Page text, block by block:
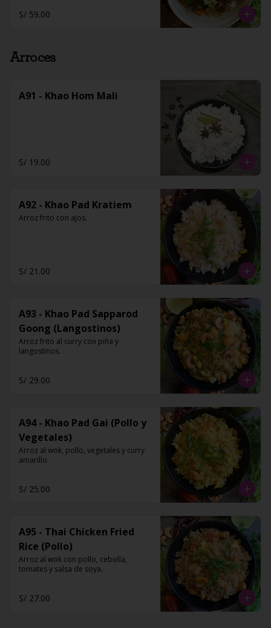
S/ 59.00
Arroces
A91 - Khao Hom Mali
S/ 19.00
A92 - Khao Pad Kratiem
Arroz frito con ajos.
S/ 21.00
A93 - Khao Pad Sapparod
Goong (Langostinos)
Arroz frito al curry con piña y
langostinos.
S/ 29.00
A94 - Khao Pad Gai (Pollo y
Vegetales)
Arroz al wok, pollo, vegetales y curry
amarillo.
S/ 25.00
A95 - Thai Chicken Fried
Rice (Pollo)
Arroz al wok con pollo, cebolla,
tomates y salsa de soya.
S/ 27.00